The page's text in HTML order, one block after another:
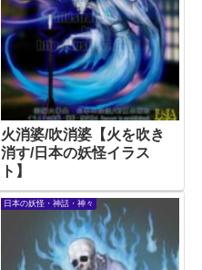
火消婆/吹消婆【火を吹き
消す/日本の妖怪イラス
ト】
日本の妖怪・神話・神々